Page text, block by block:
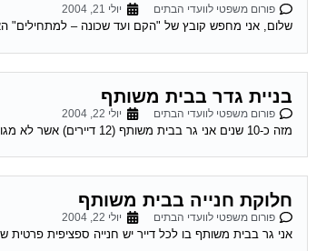
פורום משפטי לוועדי הבתים יולי 21, 2004
שלום, אני מחפש קובץ של "הקם ועד שכונה – למתחילים"
בניית גדר בבית משותף
פורום משפטי לוועדי הבתים יולי 22, 2004
מזה כ-10 שנים אני גר בבית משותף (12 דיירים) אשר לא מגודר מכיוון דרום (קיימת אפשרות שהיתה גדר לפני שהגעתי). חלק מהדיירים רוצים לבנות גדר...
חלוקת חנייה בבית משותף
פורום משפטי לוועדי הבתים יולי 22, 2004
אני גר בבית משותף בו לכל דייר יש חנייה ספציפית פרטית